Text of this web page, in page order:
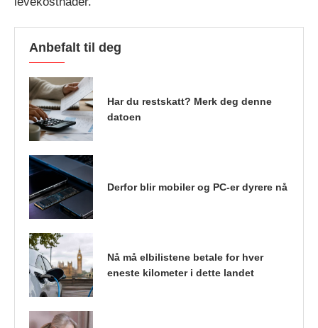
Anbefalt til deg
Har du restskatt? Merk deg denne
datoen
Derfor blir mobiler og PC-er dyrere nå
Nå må elbilistene betale for hver
eneste kilometer i dette landet